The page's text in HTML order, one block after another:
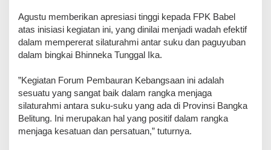
‎Agustu memberikan apresiasi tinggi kepada FPK Babel
atas inisiasi kegiatan ini, yang dinilai menjadi wadah efektif
dalam mempererat silaturahmi antar suku dan paguyuban
dalam bingkai Bhinneka Tunggal Ika.
‎”Kegiatan Forum Pembauran Kebangsaan ini adalah
sesuatu yang sangat baik dalam rangka menjaga
silaturahmi antara suku-suku yang ada di Provinsi Bangka
Belitung. Ini merupakan hal yang positif dalam rangka
menjaga kesatuan dan persatuan,” tuturnya.